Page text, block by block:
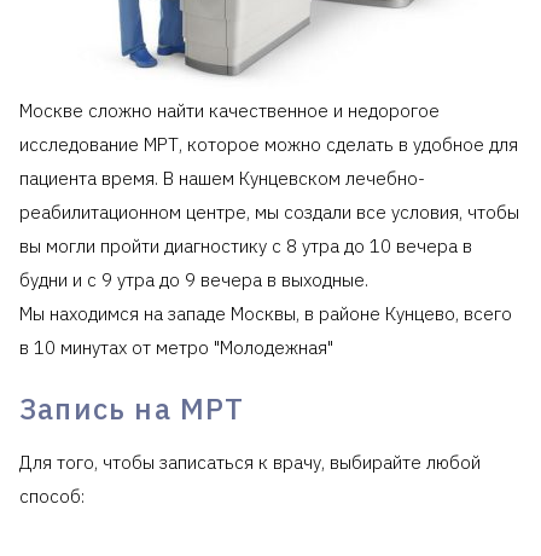
Москве сложно найти качественное и недорогое
исследование МРТ, которое можно сделать в удобное для
пациента время. В нашем Кунцевском лечебно-
реабилитационном центре, мы создали все условия, чтобы
вы могли пройти диагностику с 8 утра до 10 вечера в
будни и с 9 утра до 9 вечера в выходные.
Мы находимся на западе Москвы, в районе Кунцево, всего
в 10 минутах от метро "Молодежная"
Запись на МРТ
Для того, чтобы записаться к врачу, выбирайте любой
способ: